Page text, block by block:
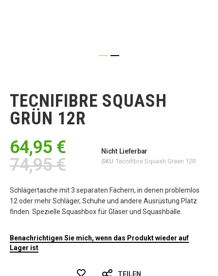
Bildgalerie
springen
TECNIFIBRE SQUASH
GRÜN 12R
64,95 €
74,95 €
Nicht Lieferbar
SKU Tecnifibre Squash Green 12R
Schlägertasche mit 3 separaten Fächern, in denen problemlos
12 oder mehr Schläger, Schuhe und andere Ausrüstung Platz
finden. Spezielle Squashbox für Gläser und Squashbälle.
Benachrichtigen Sie mich, wenn das Produkt wieder auf
Lager ist
TEILEN